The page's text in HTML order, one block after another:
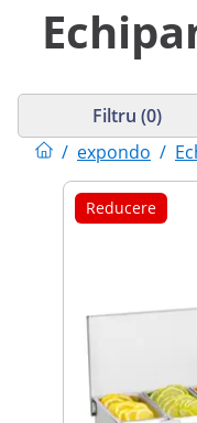
/ expondo /
Filtru (0)
Reducere